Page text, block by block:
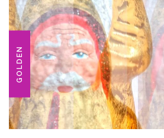
GOLDEN